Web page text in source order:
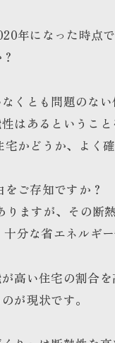
年になった時点
くとも問題のな
はあるということ
かどうか、よく
ご存知ですか？
ますが、その断
分な省エネルギ
高い住宅の割合
が現状です。